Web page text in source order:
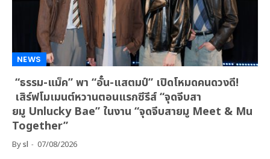
NEWS
“ธรรม-แม็ค” พา “อั๋น-แสตมป์” เปิดโหมดคนดวงดี!
เสิร์ฟโมเมนต์หวานตอนแรกซีรีส์ “จุดจีบสา
ยมู Unlucky Bae” ในงาน “จุดจีบสายมู Meet & Mu
Together”
Bysl 07/08/2026